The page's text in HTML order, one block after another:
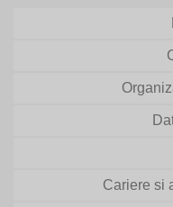
Cariere si